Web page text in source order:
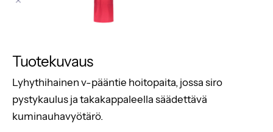
Tuotekuvaus
Lyhythihainen v-pääntie hoitopaita, jossa siro
pystykaulus ja takakappaleella säädettävä
kuminauhavyötärö.